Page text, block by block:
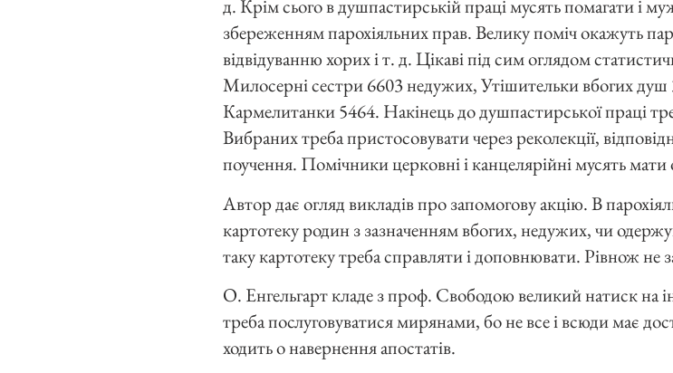
д. Крім сього в душпастирській праці мусять помагати і
збереженням парохіяльних прав. Велику поміч окажуть
відвідуванню хорих і т. д. Цікаві під сим оглядом
Милосерні сестри 6603 недужих, Утішительки вбогих
Кармелитанки 5464. Накінець до душпастирської праці
Вибраних треба пристосовувати через реколекції,
поучення. Помічники церковні і канцелярійні мусять мати
Автор дає огляд викладів про запомогову акцію. В
картотеку родин з зазначенням вбогих, недужих, чи
таку картотеку треба справляти і доповнювати. Рівнож не
О. Енгельгарт кладе з проф. Свободою великий натиск на
треба послуговуватися мирянами, бо не все і всюди має
ходить о навернення апостатів.